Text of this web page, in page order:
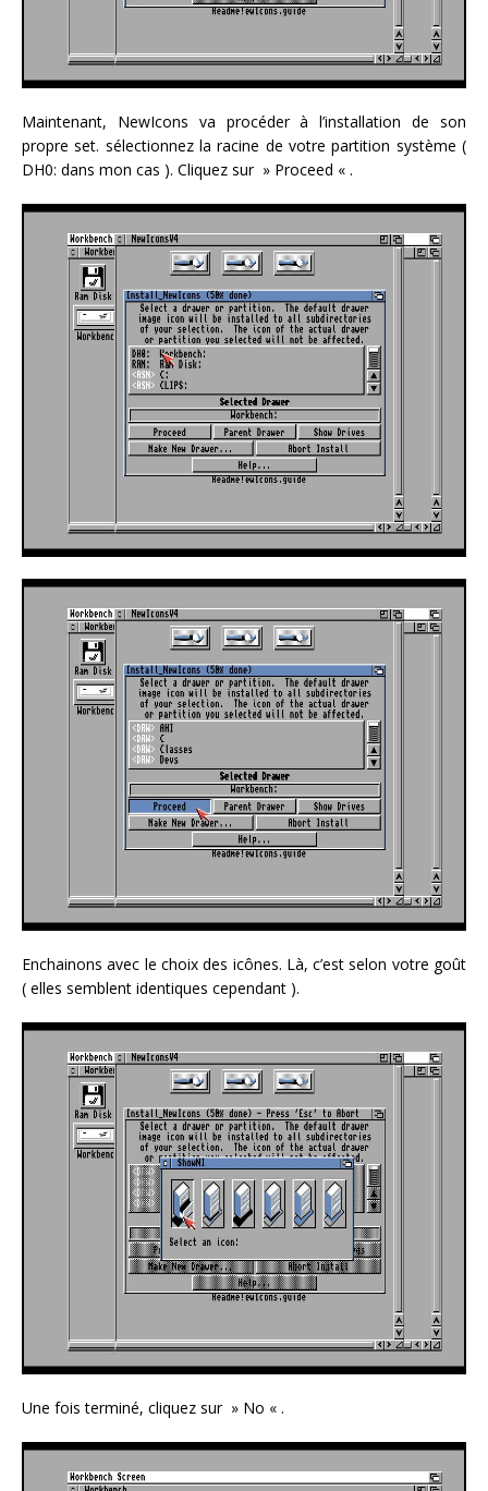
Maintenant, NewIcons va procéder à l’installation de son
propre set. sélectionnez la racine de votre partition système (
DH0: dans mon cas ). Cliquez sur » Proceed « .
Enchainons avec le choix des icônes. Là, c’est selon votre goût
( elles semblent identiques cependant ).
Une fois terminé, cliquez sur » No « .